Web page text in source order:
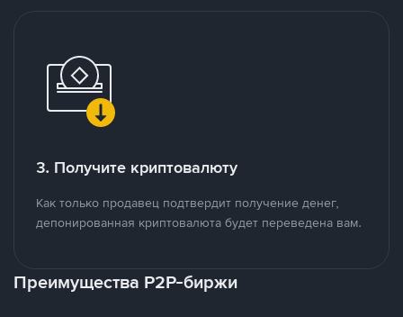
3. Получите криптовалюту
Как только продавец подтвердит получение денег,
депонированная криптовалюта будет переведена вам.
Преимущества P2P-биржи